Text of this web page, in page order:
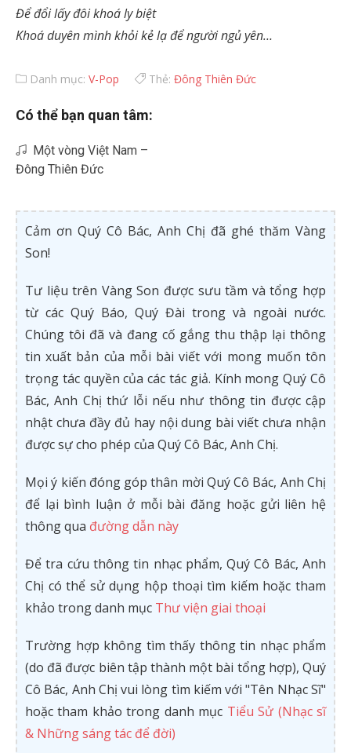
Để đổi lấy đôi khoá ly biệt
Khoá duyên mình khỏi kẻ lạ để người ngủ yên…
Danh mục: V-Pop Thẻ: Đông Thiên Đức
Có thể bạn quan tâm:
Một vòng Việt Nam –
Đông Thiên Đức
Cảm ơn Quý Cô Bác, Anh Chị đã ghé thăm Vàng
Son!
Tư liệu trên Vàng Son được sưu tầm và tổng hợp
từ các Quý Báo, Quý Đài trong và ngoài nước.
Chúng tôi đã và đang cố gắng thu thập lại thông
tin xuất bản của mỗi bài viết với mong muốn tôn
trọng tác quyền của các tác giả. Kính mong Quý Cô
Bác, Anh Chị thứ lỗi nếu như thông tin được cập
nhật chưa đầy đủ hay nội dung bài viết chưa nhận
được sự cho phép của Quý Cô Bác, Anh Chị.
Mọi ý kiến đóng góp thân mời Quý Cô Bác, Anh Chị
để lại bình luận ở mỗi bài đăng hoặc gửi liên hệ
thông qua đường dẫn này
Để tra cứu thông tin nhạc phẩm, Quý Cô Bác, Anh
Chị có thể sử dụng hộp thoại tìm kiếm hoặc tham
khảo trong danh mục Thư viện giai thoại
Trường hợp không tìm thấy thông tin nhạc phẩm
(do đã được biên tập thành một bài tổng hợp), Quý
Cô Bác, Anh Chị vui lòng tìm kiếm với "Tên Nhạc Sĩ"
hoặc tham khảo trong danh mục Tiểu Sử (Nhạc sĩ
& Những sáng tác để đời)